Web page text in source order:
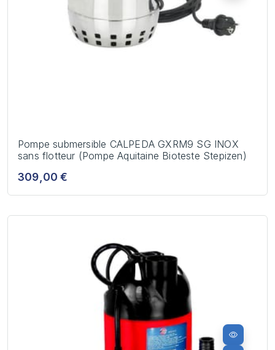
Pompe submersible CALPEDA GXRM9 SG INOX
sans flotteur (Pompe Aquitaine Bioteste Stepizen)
309,00 €